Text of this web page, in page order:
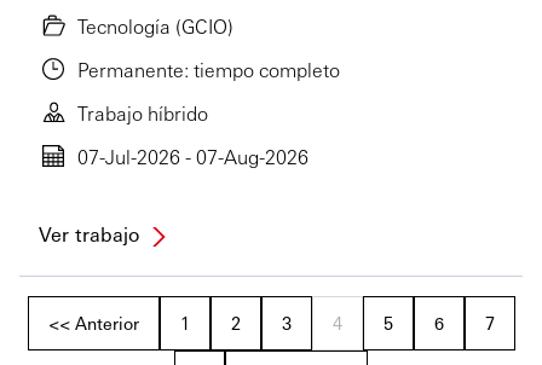
Tecnología (GCIO)
Permanente: tiempo completo
Trabajo híbrido
07-Jul-2026 - 07-Aug-2026
Ver trabajo
<< Anterior 1 2 3 4 5 6 7